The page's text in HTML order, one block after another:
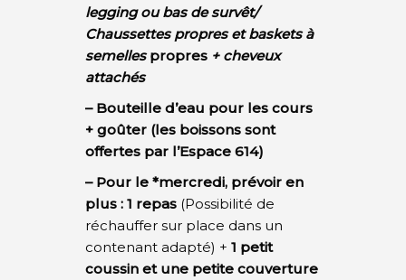
legging ou bas de survêt/
Chaussettes propres et baskets à
semellespropres + cheveux
attachés
– Bouteille d’eau pour les cours
+ goûter (les boissons sont
offertes par l’Espace 614)
– Pour le *mercredi, prévoir en
plus : 1 repas (Possibilité de
réchauffer sur place dans un
contenant adapté) + 1 petit
coussin et une petite couverture